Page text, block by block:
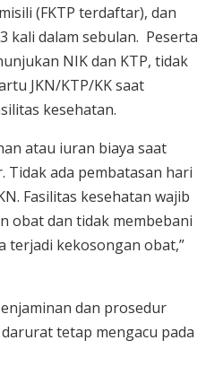
(FKTP terdaftar), dan
kali dalam sebulan. Peserta
NIK dan KTP, tidak
JKN/KTP/KK saat
kesehatan.
atau iuran biaya saat
Tidak ada pembatasan hari
Fasilitas kesehatan wajib
obat dan tidak membebani
terjadi kekosongan obat,”
dan prosedur
tetap mengacu pada